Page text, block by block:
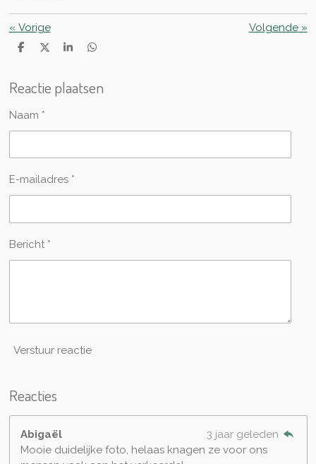
« Vorige Volgende»
D
n
D
l
S
e
D
n
Reactie plaatsen
Naam *
E-mailadres *
Bericht *
Verstuur reactie
Reacties
Abigaël
3 jaar geleden
Mooie duidelijke foto, helaas knagen ze voor ons